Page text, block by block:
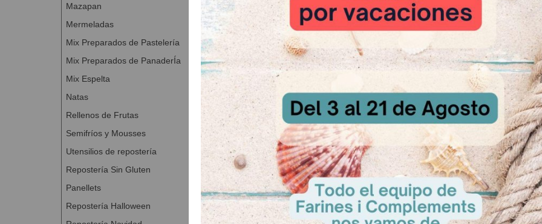
Mazapan
Mermeladas
Mix Preparados de Pastelería
Mix Preparados de PanaderÍa
Mix Espelta
Natas
Rellenos de Frutas
Semifríos y Mousses
Utensilios de repostería
Repostería Sin Gluten
Panellets
Repostería Halloween
Caja para tartas 25cm
A Consultar
Caja para tartas 30cm
A Consultar
Caja para
A